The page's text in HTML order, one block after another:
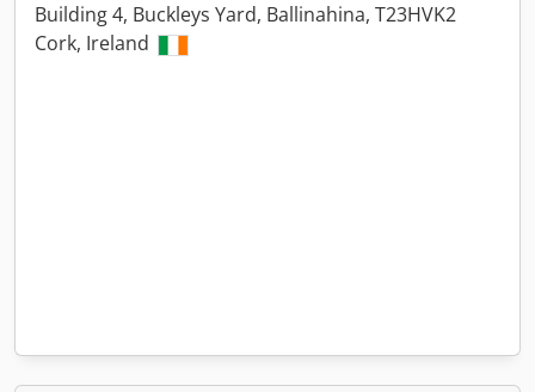
Building 4, Buckleys Yard, Ballinahina, T23HVK2
Cork, Ireland